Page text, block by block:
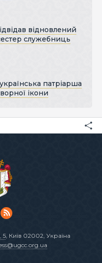
відновлений
служебниць
патріарша
ікони
5, Київ 02002, Україна